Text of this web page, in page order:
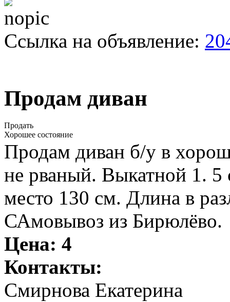
Ссылка на объявление:
Продам диван
Продать
Хорошее состояние
Продам диван б/у в
не рваный. Выкатной 1. 5
место 130 см. Длина в
САмовывоз из Бирюлёво.
Цена: 4
Контакты:
Смирнова Екатерина